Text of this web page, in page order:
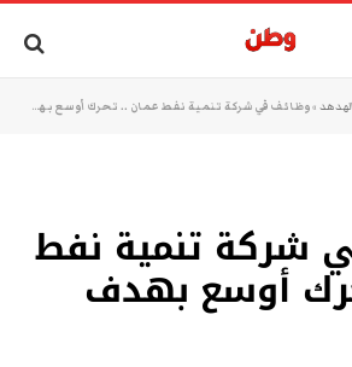
الهدهد »وظائف في شركة تنمية نفط عمان .. تحرك أوسع بهدف التعمين
شركة تنمية نفط
أوسع بهدف